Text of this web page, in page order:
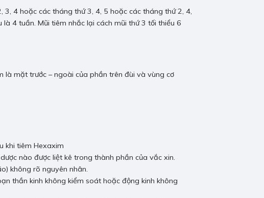
4 hoặc các tháng thứ 3, 4, 5 hoặc các tháng thứ 2, 4,
4 tuần. Mũi tiêm nhắc lại cách mũi thứ 3 tối thiểu 6
là mặt trước – ngoài của phần trên đùi và vùng cơ
khi tiêm Hexaxim
nào được liệt kê trong thành phần của vắc xin.
không rõ nguyên nhân.
thần kinh không kiểm soát hoặc động kinh không